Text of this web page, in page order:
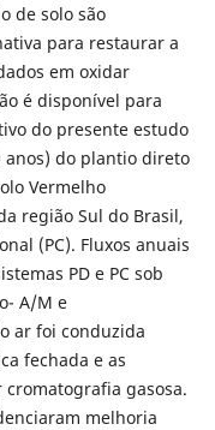
de solo são
para restaurar a
em oxidar
é disponível para
do presente estudo
anos) do plantio direto
Vermelho
região Sul do Brasil,
(PC). Fluxos anuais
PD e PC sob
A/M e
ar foi conduzida
fechada e as
gasosa.
melhoria